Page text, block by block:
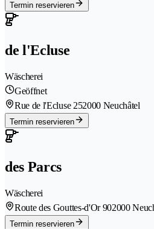
Termin reservieren
de l'Ecluse
Wäscherei
Geöffnet
Rue de l'Ecluse 252000 Neuchâtel
Termin reservieren
des Parcs
Wäscherei
Route des Gouttes-d'Or 902000
Termin reservieren